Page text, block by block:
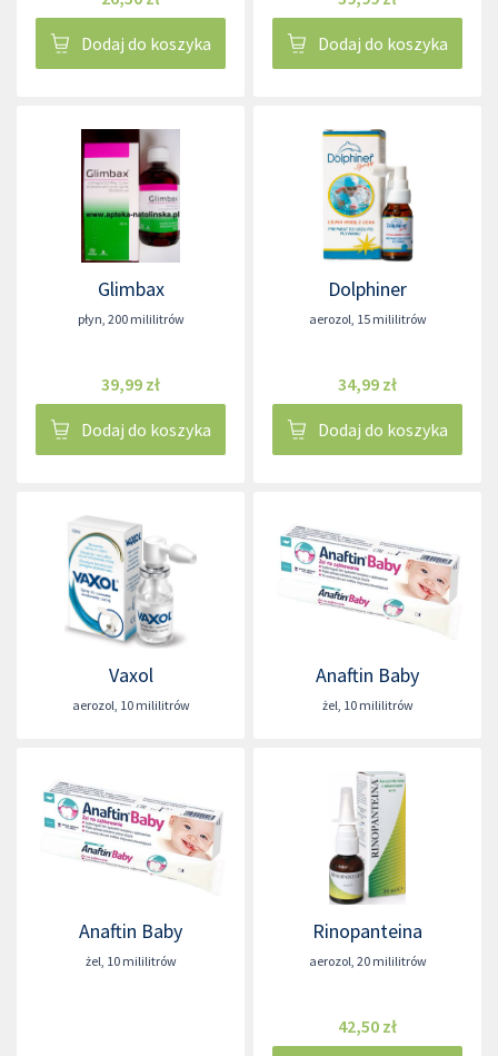
Dodaj do koszyka Dodaj do koszyka
Glimbax
płyn, 200 mililitrów
39,99 zł
Dodaj do koszyka
Dolphiner
aerozol, 15 mililitrów
34,99 zł
Dodaj do koszyka
Vaxol
aerozol, 10 mililitrów
Anaftin Baby
żel, 10 mililitrów
Anaftin Baby
żel, 10 mililitrów
Rinopanteina
aerozol, 20 mililitrów
42,50 zł